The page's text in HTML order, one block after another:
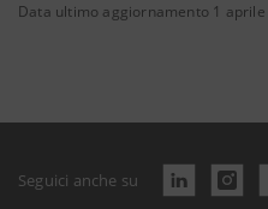
Data ultimo aggiornamento 1
Seguici anche su